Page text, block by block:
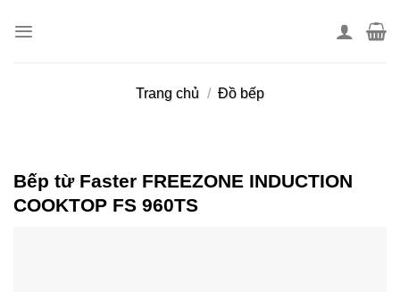
Trang chủ / Đồ bếp
Bếp từ Faster FREEZONE INDUCTION
COOKTOP FS 960TS